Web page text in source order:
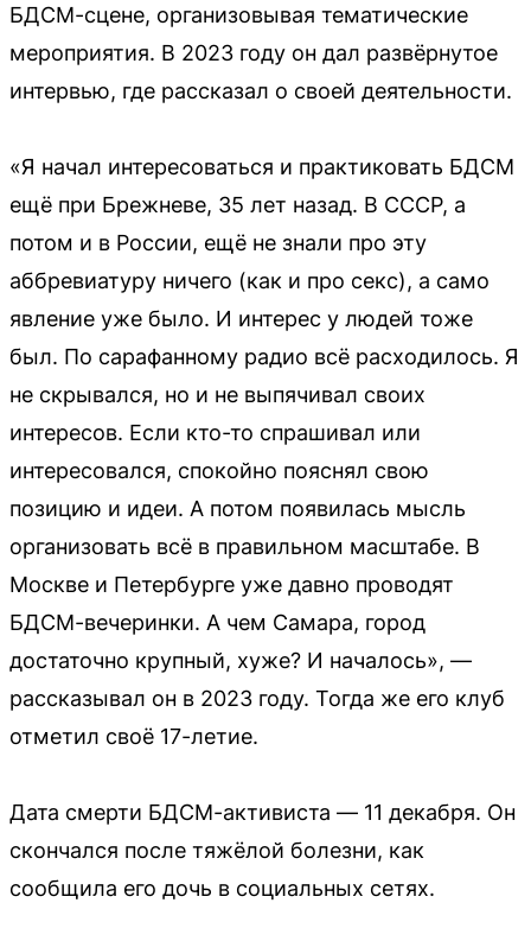
БДСМ-сцене, организовывая тематические
мероприятия. В 2023 году он дал развёрнутое
интервью, где рассказал о своей деятельности.
«Я начал интересоваться и практиковать БДСМ
ещё при Брежневе, 35 лет назад. В СССР, а
потом и в России, ещё не знали про эту
аббревиатуру ничего (как и про секс), а само
явление уже было. И интерес у людей тоже
был. По сарафанному радио всё расходилось. Я
не скрывался, но и не выпячивал своих
интересов. Если кто-то спрашивал или
интересовался, спокойно пояснял свою
позицию и идеи. А потом появилась мысль
организовать всё в правильном масштабе. В
Москве и Петербурге уже давно проводят
БДСМ-вечеринки. А чем Самара, город
достаточно крупный, хуже? И началось», —
рассказывал он в 2023 году. Тогда же его клуб
отметил своё 17-летие.
Дата смерти БДСМ-активиста — 11 декабря. Он
скончался после тяжёлой болезни, как
сообщила его дочь в социальных сетях.